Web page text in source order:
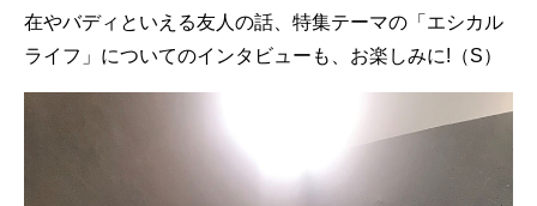
在やバディといえる友人の話、特集テーマの「エシカル
ライフ」についてのインタビューも、お楽しみに!（S）